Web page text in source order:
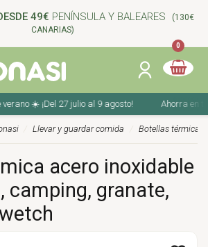
49€ PENÍNSULA Y BALEARES
(130€
CANARIAS)
0
☀️ ¡Del 27 julio al 9 agosto! Ahorra en tu
Llevar y guardar comida Botellas térmicas
acero inoxidable
camping, granate,